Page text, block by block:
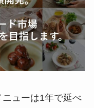
ューは1年で延べ